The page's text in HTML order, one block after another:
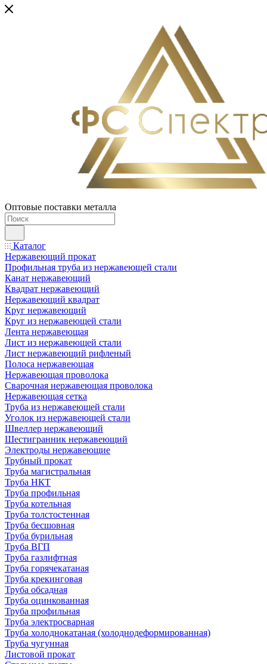
Оптовые поставки металла
Каталог
Нержавеющий прокат
Профильная труба из нержавеющей стали
Канат нержавеющий
Квадрат нержавеющий
Нержавеющий квадрат
Круг нержавеющий
Круг из нержавеющей стали
Лента нержавеющая
Лист из нержавеющей стали
Лист нержавеющий рифленый
Полоса нержавеющая
Нержавеющая проволока
Сварочная нержавеющая проволока
Нержавеющая сетка
Труба из нержавеющей стали
Уголок из нержавеющей стали
Швеллер нержавеющий
Шестигранник нержавеющий
Электроды нержавеющие
Трубный прокат
Труба магистральная
Труба НКТ
Труба профильная
Труба котельная
Труба толстостенная
Труба бесшовная
Труба бурильная
Труба ВГП
Труба газлифтная
Труба горячекатаная
Труба крекинговая
Труба обсадная
Труба оцинкованная
Труба профильная
Труба электросварная
Труба холоднокатаная (холоднодеформированная)
Труба чугунная
Листовой прокат